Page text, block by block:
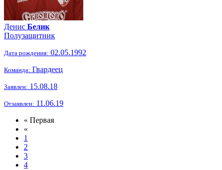
Денис Белик
Полузащитник
Дата рождения: 02.05.1992
Команда: Гвардеец
Заявлен: 15.08.18
Отзаявлен: 11.06.19
« Первая
«
1
2
3
4